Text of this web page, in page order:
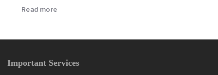
Read more
Important Services